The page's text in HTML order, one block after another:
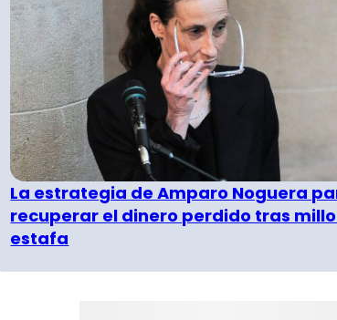
La estrategia de Amparo Noguera
recuperar el dinero perdido tras
estafa